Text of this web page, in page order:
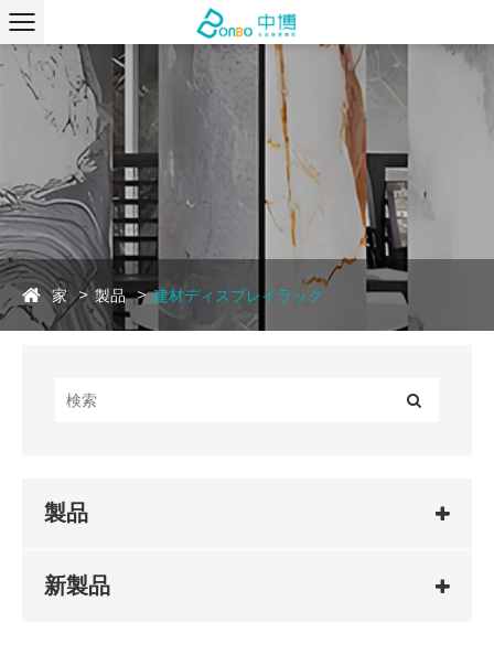
家 製品 建材ディスプレイラック
製品
新製品